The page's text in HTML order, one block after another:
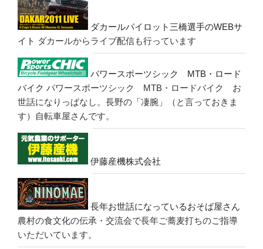
ダカールパイロット三橋選手のWEBサ
イト ダカールからライブ配信も行っています
パワースポーツシック MTB・ロード
バイク パワースポーツシック MTB・ロードバイク お
世話になりっぱなし。長野の「凄腕」（と言っておきま
す）自転車屋さんです。
伊藤産機株式会社
長年お世話になっているおそば屋さん
農村の食文化の伝承・交流会で長年ご蕎麦打ちのご指導
いただいています。